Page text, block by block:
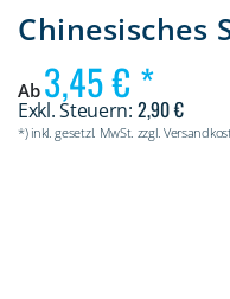
Anfang
der
springen
Chinesisches
Ab 3,45 €
2,90 €
*) inkl. gesetzl. MwSt. zzgl.